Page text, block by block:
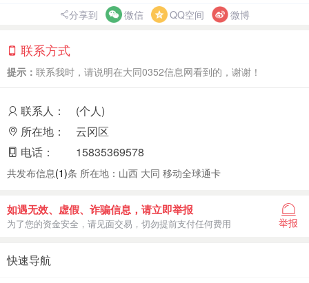
分享到 微信 QQ空间 微博
联系方式
提示： 联系我时，请说明在大同0352信息网看到的，谢谢！
联系人：
(个人)
所在地：
云冈区
电话：
15835369578
共发布信息(1)条 所在地：山西 大同 移动全球通卡
如遇无效、虚假、诈骗信息，请立即举报
为了您的资金安全，请见面交易，切勿提前支付任何费用 举报
快速导航